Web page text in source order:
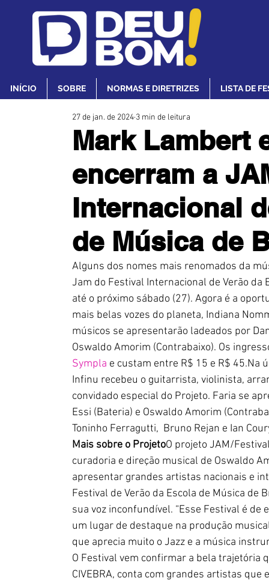
INÍCIO SOBRE NORMAS E DIRETRIZES LISTA DE
Mark Lambert
encerram a
Internacional
de Música de
27 de jan. de 2024 3 min de leitura
Alguns dos nomes mais renomados da
Jam do Festival Internacional de Verão
até o próximo sábado (27). Agora é a
mais belas vozes do planeta, Indiana
músicos se apresentarão ladeados por
Oswaldo Amorim (Contrabaixo). Os
Sympla e custam entre R$ 15 e R$ 45.Na
Infinu recebeu o guitarrista, violinista,
convidado especial do Projeto. Faria se
Essi (Bateria) e Oswaldo Amorim
Toninho Ferragutti,  Bruno Rejan e Ian
Mais sobre o ProjetoO projeto JAM/
curadoria e direção musical de Oswaldo
apresentar grandes artistas nacionais e
Festival de Verão da Escola de Música de
sua voz inconfundível. “Esse Festival é
um lugar de destaque na produção
que aprecia muito o Jazz e a música
O Festival vem confirmar a bela trajetória
CIVEBRA, conta com grandes artistas